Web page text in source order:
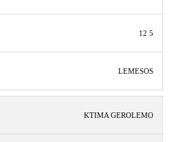
12 5
LEMESOS
KTIMA GEROLEMO